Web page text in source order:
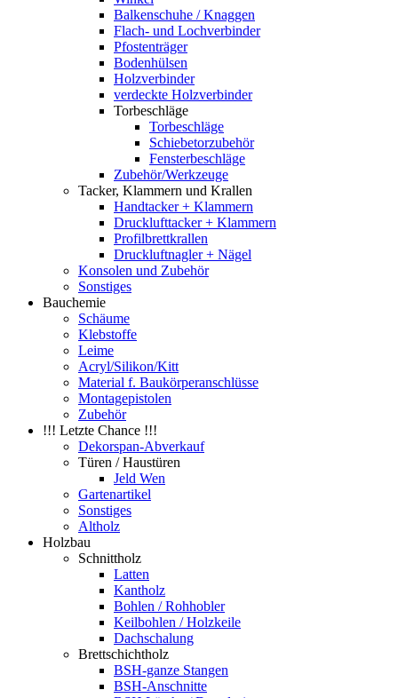
Balkenschuhe / Knaggen
Flach- und Lochverbinder
Pfostenträger
Bodenhülsen
Holzverbinder
verdeckte Holzverbinder
Torbeschläge
Torbeschläge
Schiebetorzubehör
Fensterbeschläge
Zubehör/Werkzeuge
Tacker, Klammern und Krallen
Handtacker + Klammern
Drucklufttacker + Klammern
Profilbrettkrallen
Druckluftnagler + Nägel
Konsolen und Zubehör
Sonstiges
Bauchemie
Schäume
Klebstoffe
Leime
Acryl/Silikon/Kitt
Material f. Baukörperanschlüsse
Montagepistolen
Zubehör
!!! Letzte Chance !!!
Dekorspan-Abverkauf
Türen / Haustüren
Jeld Wen
Gartenartikel
Sonstiges
Altholz
Holzbau
Schnittholz
Latten
Kantholz
Bohlen / Rohhobler
Keilbohlen / Holzkeile
Dachschalung
Brettschichtholz
BSH-ganze Stangen
BSH-Anschnitte